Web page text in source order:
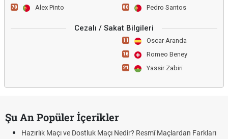
78 Alex Pinto 80 Pedro Santos
Cezalı / Sakat Bilgileri
11 Oscar Aranda
18 Romeo Beney
21 Yassir Zabiri
Şu An Popüler İçerikler
Hazırlık Maçı ve Dostluk Maçı Nedir? Resmî Maçlardan Farkları